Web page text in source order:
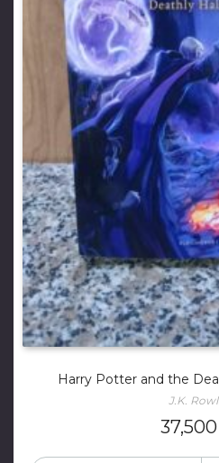
Harry Potter and the
J.K.
37,500